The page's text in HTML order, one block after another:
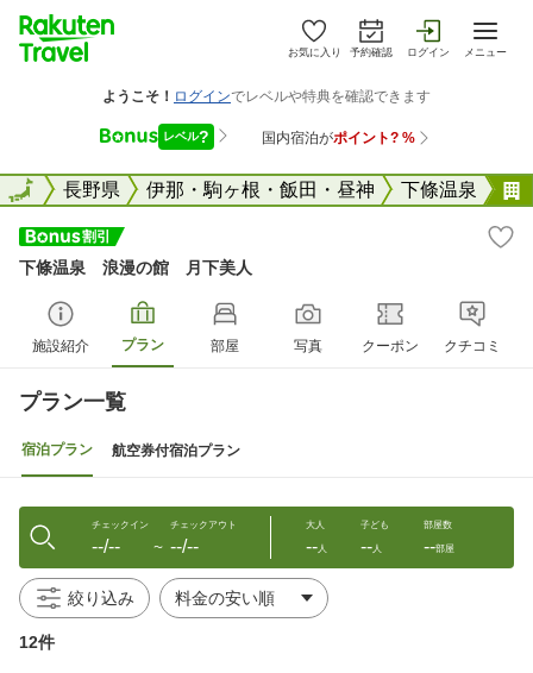
お気に入り 予約確認 ログイン メニュー
全国長野県 伊那・駒ヶ根・飯田・昼神 下條温泉
全国
下條温泉 浪漫の館 月下美人
施設紹介 プラン 部屋 写真 クーポン クチコミ
プラン一覧
宿泊プラン 航空券付宿泊プラン
チェックイン
--/-- 〜
チェックアウト
--/--
大人
--人
子ども
--人
部屋数
--部屋
絞り込み
12件